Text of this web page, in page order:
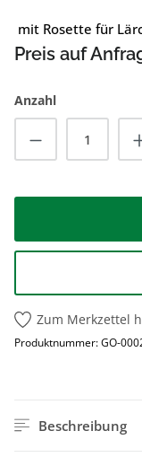
mit Rosette für
Preis auf
Anzahl
Produkt
Zum Merkzettel
Produktnummer:GO-
Beschreibung